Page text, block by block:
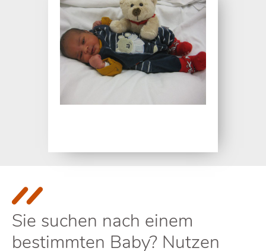
Sie suchen nach einem
bestimmten Baby? Nutzen